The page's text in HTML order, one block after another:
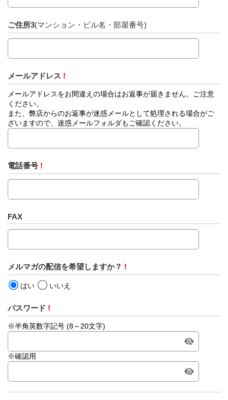
ご住所3(マンション・ビル名・部屋番号)
メールアドレス !
メールアドレスをお間違えの場合はお返事が届きません。ご注意
ください。
また、弊店からのお返事が迷惑メールとして処理される場合がご
ざいますので、迷惑メールフォルダもご確認ください。
電話番号 !
FAX
メルマガの配信を希望しますか？ !
はい いいえ
パスワード !
※半角英数字記号 (8～20文字)
※確認用